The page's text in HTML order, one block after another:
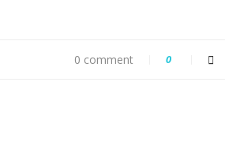
0 comment 0